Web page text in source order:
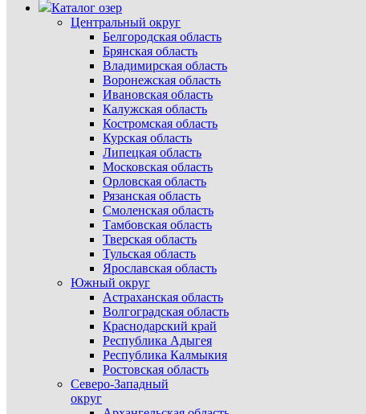
Каталог озер
Центральный округ
Белгородская область
Брянская область
Владимирская область
Воронежская область
Ивановская область
Калужская область
Костромская область
Курская область
Липецкая область
Московская область
Орловская область
Рязанская область
Смоленская область
Тамбовская область
Тверская область
Тульская область
Ярославская область
Южный округ
Астраханская область
Волгоградская область
Краснодарский край
Республика Адыгея
Республика Калмыкия
Ростовская область
Северо-Западный
округ